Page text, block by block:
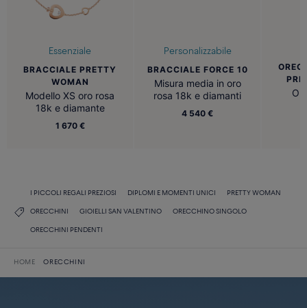
Essenziale
BRACCIALE PRETTY
WOMAN
Modello XS oro rosa
18k e diamante
1 670 €
Personalizzabile
BRACCIALE FORCE 10
Misura media in oro
rosa 18k e diamanti
4 540 €
I PICCOLI REGALI PREZIOSI DIPLOMI E MOMENTI UNICI PRETTY WOMAN
ORECCHINI GIOIELLI SAN VALENTINO ORECCHINO SINGOLO
ORECCHINI PENDENTI
HOME ORECCHINI